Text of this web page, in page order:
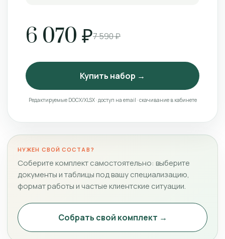
6 070 ₽7 590 ₽
Купить набор →
Редактируемые DOCX/XLSX · доступ на email · скачивание в кабинете
НУЖЕН СВОЙ СОСТАВ?
Соберите комплект самостоятельно: выберите
документы и таблицы под вашу специализацию,
формат работы и частые клиентские ситуации.
Собрать свой комплект →